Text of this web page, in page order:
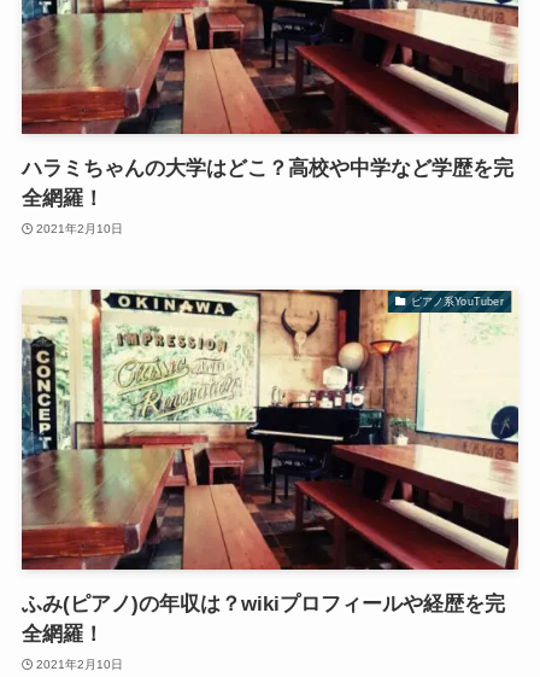
ハラミちゃんの大学はどこ？高校や中学など学歴を完
全網羅！
2021年2月10日
ピアノ系YouTuber
ふみ(ピアノ)の年収は？wikiプロフィールや経歴を完
全網羅！
2021年2月10日